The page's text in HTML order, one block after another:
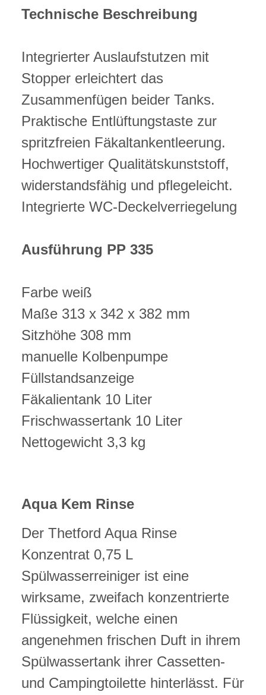
Technische Beschreibung
Integrierter Auslaufstutzen mit
Stopper erleichtert das
Zusammenfügen beider Tanks.
Praktische Entlüftungstaste zur
spritzfreien Fäkaltankentleerung.
Hochwertiger Qualitätskunststoff,
widerstandsfähig und pflegeleicht.
Integrierte WC-Deckelverriegelung
Ausführung PP 335
Farbe weiß
Maße 313 x 342 x 382 mm
Sitzhöhe 308 mm
manuelle Kolbenpumpe
Füllstandsanzeige
Fäkalientank 10 Liter
Frischwassertank 10 Liter
Nettogewicht 3,3 kg
Aqua Kem Rinse
Der Thetford Aqua Rinse
Konzentrat 0,75 L
Spülwasserreiniger ist eine
wirksame, zweifach konzentrierte
Flüssigkeit, welche einen
angenehmen frischen Duft in ihrem
Spülwassertank ihrer Cassetten-
und Campingtoilette hinterlässt. Für